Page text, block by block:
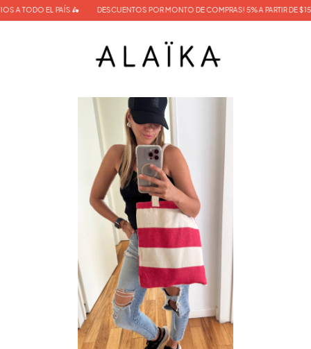
EL PAÍS 🛵 DESCUENTOS POR MONTO DE COMPRAS! 5% A PARTIR DE